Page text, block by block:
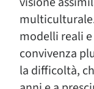
modelli reali
convivenza
la difficoltà,